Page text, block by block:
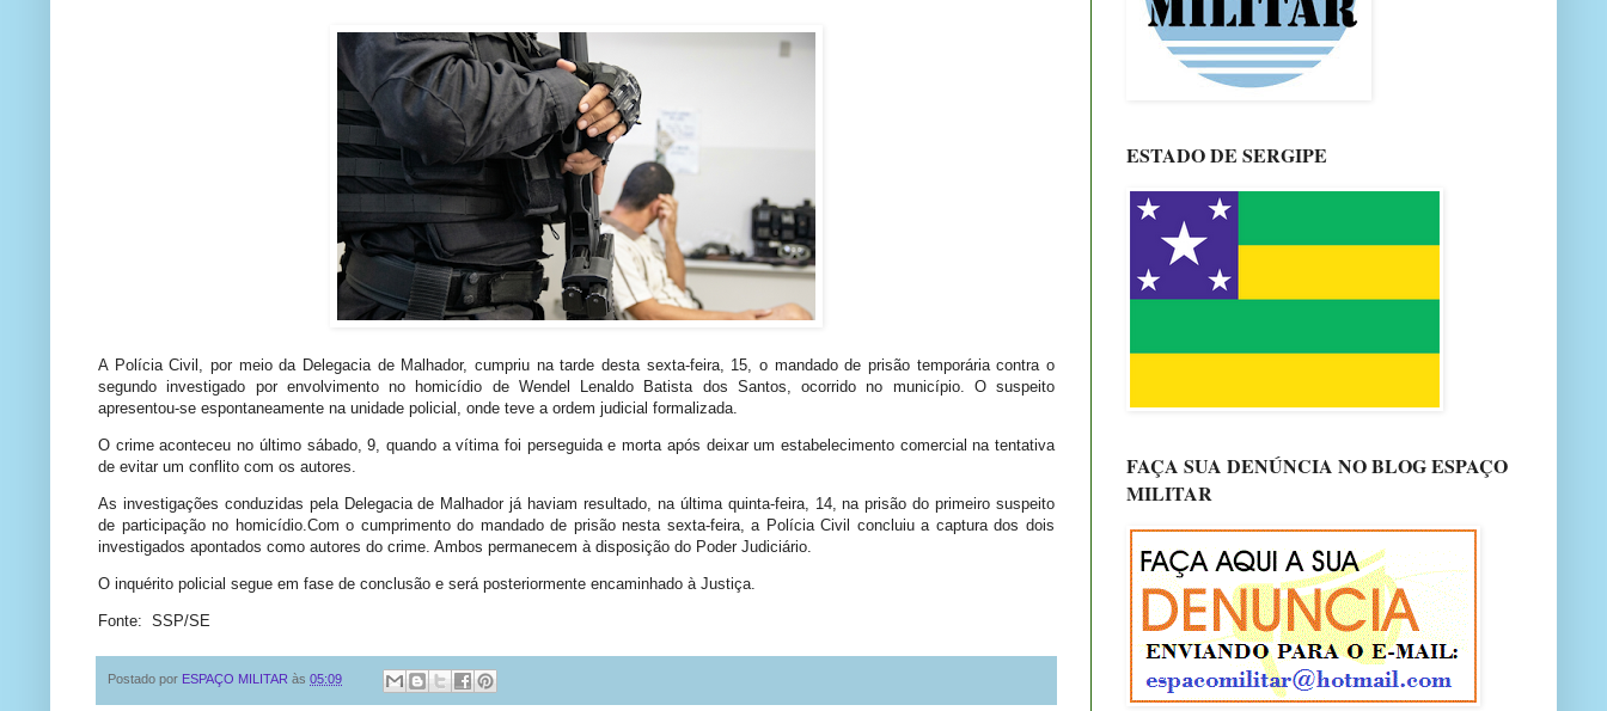
A Polícia Civil, por meio da Delegacia de Malhador, cumpriu na tarde desta sexta-feira, 15, o mandado de prisão temporária contra o
segundo investigado por envolvimento no homicídio de Wendel Lenaldo Batista dos Santos, ocorrido no município. O suspeito
apresentou-se espontaneamente na unidade policial, onde teve a ordem judicial formalizada.
O crime aconteceu no último sábado, 9, quando a vítima foi perseguida e morta após deixar um estabelecimento comercial na tentativa
de evitar um conflito com os autores.
As investigações conduzidas pela Delegacia de Malhador já haviam resultado, na última quinta-feira, 14, na prisão do primeiro suspeito
de participação no homicídio.Com o cumprimento do mandado de prisão nesta sexta-feira, a Polícia Civil concluiu a captura dos dois
investigados apontados como autores do crime. Ambos permanecem à disposição do Poder Judiciário.
O inquérito policial segue em fase de conclusão e será posteriormente encaminhado à Justiça.
Fonte: SSP/SE
Postado por ESPAÇO MILITAR às 05:09
ESTADO DE SERGIPE
FAÇA SUA DENÚNCIA NO BLOG ESPAÇO
MILITAR